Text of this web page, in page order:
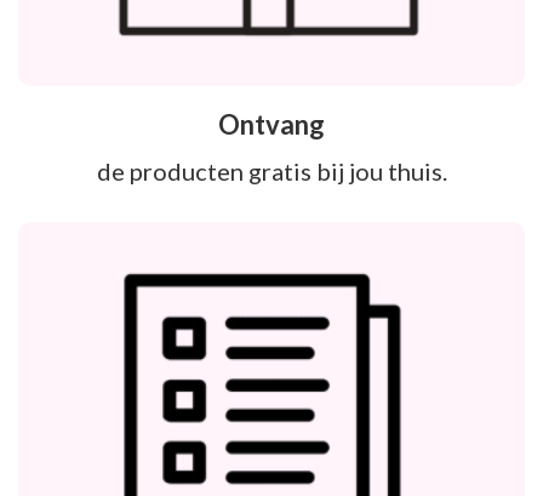
Ontvang
de producten gratis bij jou thuis.